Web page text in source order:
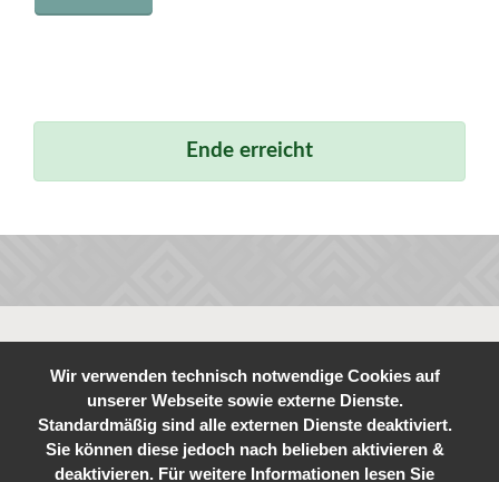
Ende erreicht
Wir verwenden technisch notwendige Cookies auf
unserer Webseite sowie externe Dienste.
Standardmäßig sind alle externen Dienste deaktiviert.
Sie können diese jedoch nach belieben aktivieren &
deaktivieren. Für weitere Informationen lesen Sie